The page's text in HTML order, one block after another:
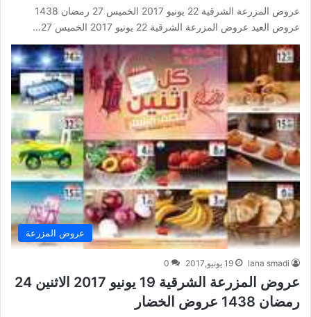
عروض المزرعة الشرقية 22 يونيو 2017 الخميس 27 رمضان 1438
عروض العيد عروض المزرعة الشرقية 22 يونيو 2017 الخميس 27…
عروض المزرعة
lana smadi 19 يونيو,2017 0
عروض المزرعة الشرقية 19 يونيو 2017 الاثنين 24
رمضان 1438 عروض الخضار